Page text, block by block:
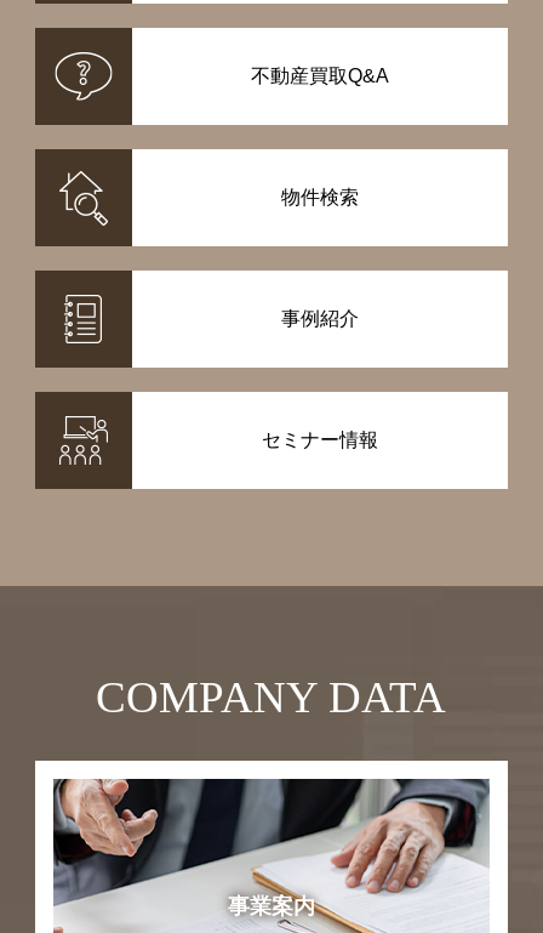
不動産買取Q&A
物件検索
事例紹介
セミナー情報
COMPANY DATA
事業案内